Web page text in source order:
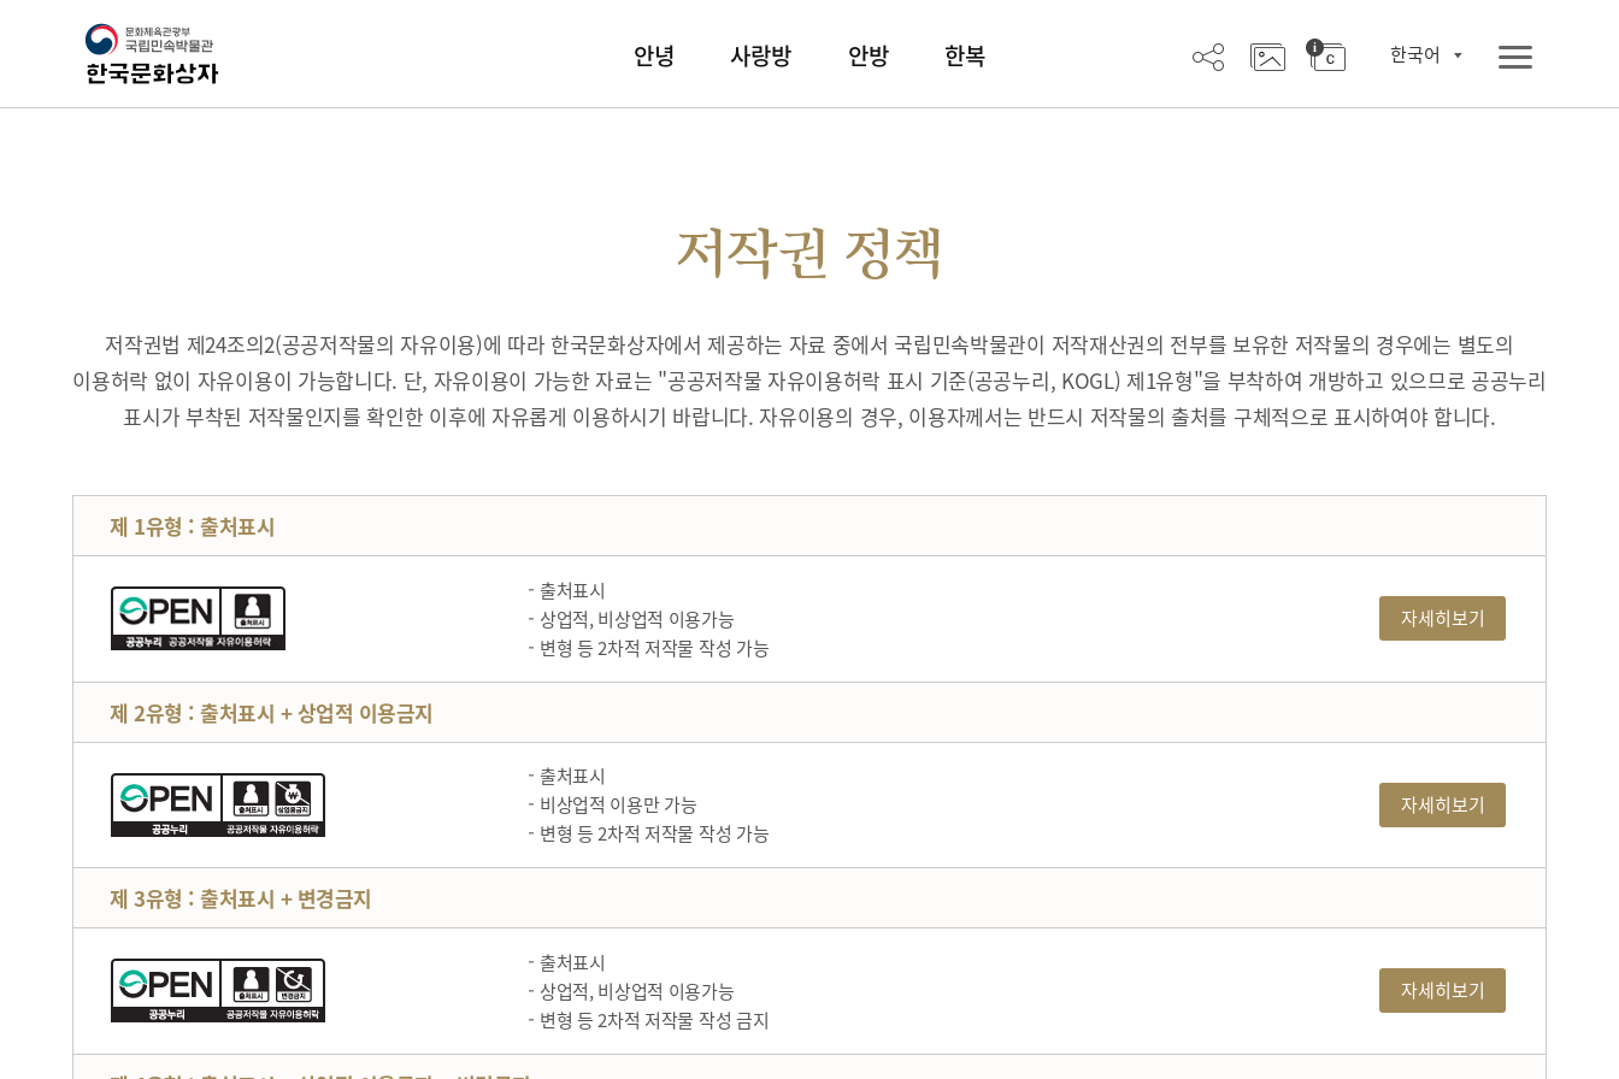
안녕 사랑방 안방 한복 한국어
저작권 정책
저작권법 제24조의2(공공저작물의 자유이용)에 따라 한국문화상자에서 제공하는 자료 중에서 국립민속박물관이 저작재산권의 전부를 보유한 저작물의 경우에는 별도의
이용허락 없이 자유이용이 가능합니다. 단, 자유이용이 가능한 자료는 "공공저작물 자유이용허락 표시 기준(공공누리, KOGL) 제1유형"을 부착하여 개방하고 있으므로 공공누리
표시가 부착된 저작물인지를 확인한 이후에 자유롭게 이용하시기 바랍니다. 자유이용의 경우, 이용자께서는 반드시 저작물의 출처를 구체적으로 표시하여야 합니다.
제 1유형 : 출처표시
출처표시
상업적, 비상업적 이용가능
변형 등 2차적 저작물 작성 가능
자세히보기
제 2유형 : 출처표시 + 상업적 이용금지
출처표시
비상업적 이용만 가능
변형 등 2차적 저작물 작성 가능
자세히보기
제 3유형 : 출처표시 + 변경금지
출처표시
상업적, 비상업적 이용가능
변형 등 2차적 저작물 작성 금지
자세히보기